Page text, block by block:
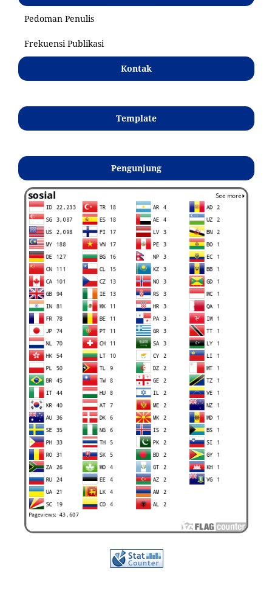
Pedoman Penulis
Frekuensi Publikasi
Kontak
Template
Pengunjung